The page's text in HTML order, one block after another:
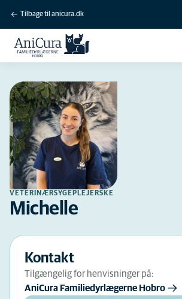
Tilbage til anicura.dk
VETERINÆRSYGEPLEJERSKE
Michelle
Kontakt
Tilgængelig for henvisninger på:
AniCura Familiedyrlægerne Hobro